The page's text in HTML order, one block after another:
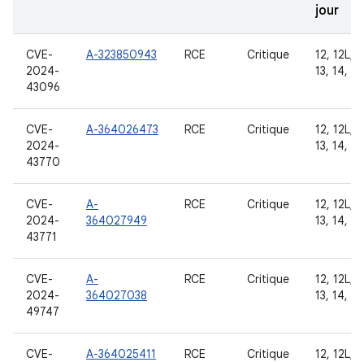
jour
CVE-
2024-
43096
A-323850943 RCE Critique
12, 12L,
13, 14, 15
CVE-
2024-
43770
A-364026473 RCE Critique
12, 12L,
13, 14, 15
CVE-
2024-
43771
A-
364027949
RCE Critique
12, 12L,
13, 14, 15
CVE-
2024-
49747
A-
364027038
RCE Critique
12, 12L,
13, 14, 15
CVE-
A-364025411 RCE Critique
12, 12L,